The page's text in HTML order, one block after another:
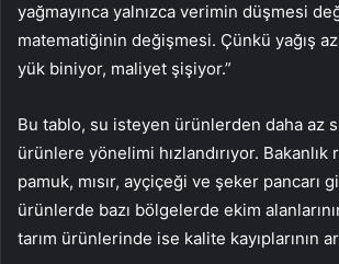
yağmayınca yalnızca verimin düşmesi
matematiğinin değişmesi. Çünkü yağış
yük biniyor, maliyet şişiyor.”
Bu tablo, su isteyen ürünlerden daha az
ürünlere yönelimi hızlandırıyor. Bakanlık
pamuk, mısır, ayçiçeği ve şeker pancarı
ürünlerde bazı bölgelerde ekim
tarım ürünlerinde ise kalite kayıplarının